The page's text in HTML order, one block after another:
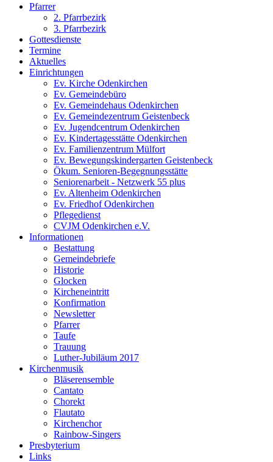
Pfarrer
2. Pfarrbezirk
3. Pfarrbezirk
Gottesdienste
Termine
Aktuelles
Einrichtungen
Ev. Kirche Odenkirchen
Ev. Gemeindebüro
Ev. Gemeindehaus Odenkirchen
Ev. Gemeindezentrum Geistenbeck
Ev. Jugendcentrum Odenkirchen
Ev. Kindertagesstätte Odenkirchen
Ev. Familienzentrum Mülfort
Ev. Bewegungskindergarten Geistenbeck
Ökum. Senioren-Begegnungsstätte
Seniorenarbeit - Netzwerk 55 plus
Ev. Altenheim Odenkirchen
Ev. Friedhof Odenkirchen
Pflegedienst
CVJM Odenkirchen e.V.
Informationen
Bestattung
Gemeindebriefe
Historie
Glocken
Kircheneintritt
Konfirmation
Newsletter
Pfarrer
Taufe
Trauung
Luther-Jubiläum 2017
Kirchenmusik
Bläserensemble
Cantato
Chorekt
Flautato
Kirchenchor
Rainbow-Singers
Presbyterium
Links